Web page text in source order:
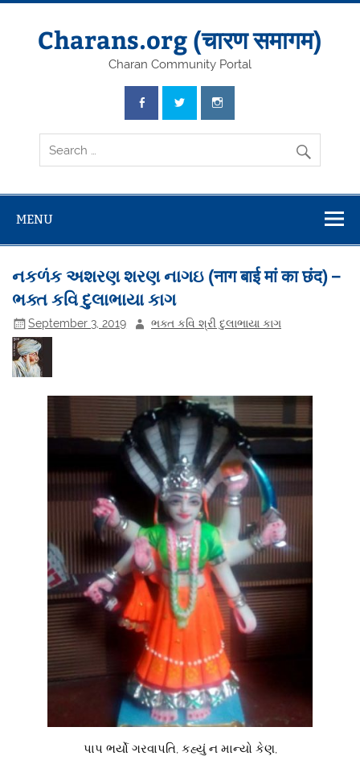
Skip
Charans.org (चारण समागम)
Charan Community Portal
MENU
નકળંક અશરણ શરણ નાગઇ (नाग बाई मां का छंद) –
ભક્ત કવિ દુલાભાયા કાગ
September 3, 2019 ભક્ત કવિ શ્રી દુલાભાયા કાગ
પાપ ભર્યો ગરવાપતિ, કહ્યું ન માન્યો કેણ,